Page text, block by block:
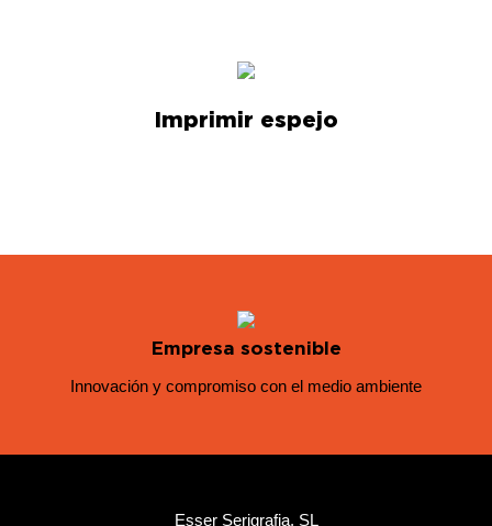
Imprimir espejo
Empresa sostenible
Innovación y compromiso con el medio ambiente
Esser Serigrafia, SL